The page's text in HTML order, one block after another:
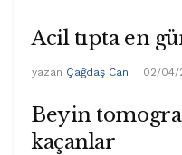
Acil tıpta en
yazan Çağdaş Can 02/04/
Beyin
kaçanlar